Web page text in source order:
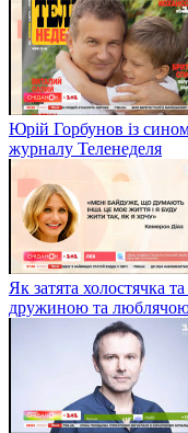
Юрій Горбунов із
журналу Теленеделя
Як затята холостячка
дружиною та